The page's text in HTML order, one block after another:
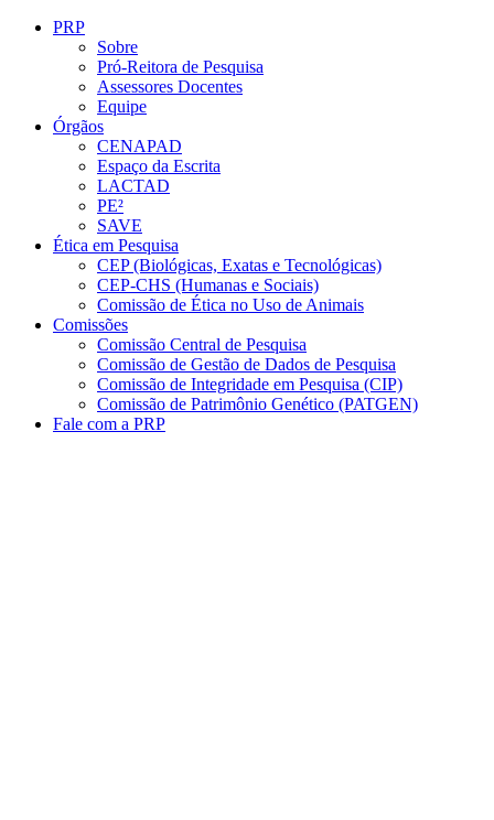
Conteúdo principal
PRP
Sobre
Pró-Reitora de Pesquisa
Assessores Docentes
Equipe
Órgãos
CENAPAD
Espaço da Escrita
LACTAD
PE²
SAVE
Ética em Pesquisa
CEP (Biológicas, Exatas e Tecnológicas)
CEP-CHS (Humanas e Sociais)
Comissão de Ética no Uso de Animais
Comissões
Comissão Central de Pesquisa
Comissão de Gestão de Dados de Pesquisa
Comissão de Integridade em Pesquisa (CIP)
Comissão de Patrimônio Genético (PATGEN)
Fale com a PRP